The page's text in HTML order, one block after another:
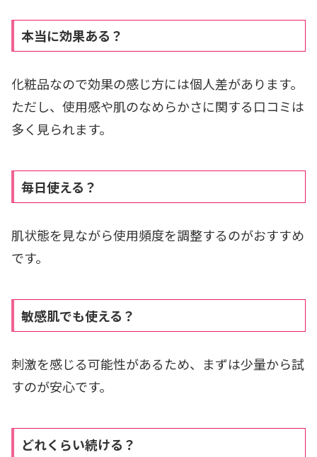
本当に効果ある？
化粧品なので効果の感じ方には個人差があります。
ただし、使用感や肌のなめらかさに関する口コミは
多く見られます。
毎日使える？
肌状態を見ながら使用頻度を調整するのがおすすめ
です。
敏感肌でも使える？
刺激を感じる可能性があるため、まずは少量から試
すのが安心です。
どれくらい続ける？